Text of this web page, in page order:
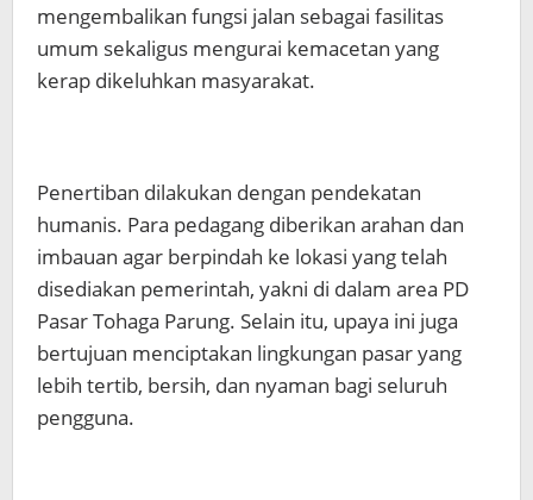
mengembalikan fungsi jalan sebagai fasilitas
umum sekaligus mengurai kemacetan yang
kerap dikeluhkan masyarakat.
Penertiban dilakukan dengan pendekatan
humanis. Para pedagang diberikan arahan dan
imbauan agar berpindah ke lokasi yang telah
disediakan pemerintah, yakni di dalam area PD
Pasar Tohaga Parung. Selain itu, upaya ini juga
bertujuan menciptakan lingkungan pasar yang
lebih tertib, bersih, dan nyaman bagi seluruh
pengguna.